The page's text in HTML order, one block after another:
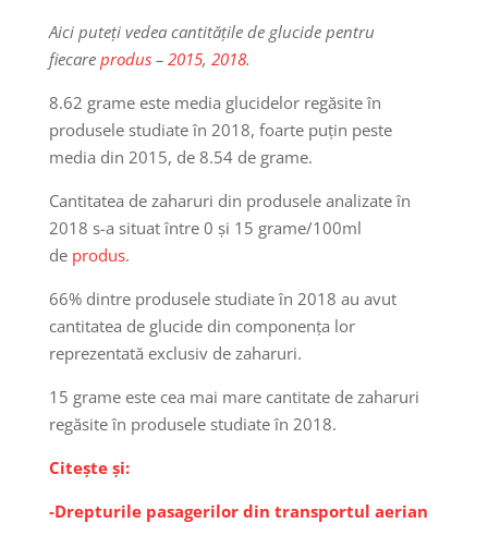
Aici puteți vedea cantitățile de glucide pentru
fiecare produs– 2015, 2018.
8.62 grame este media glucidelor regăsite în
produsele studiate în 2018, foarte puțin peste
media din 2015, de 8.54 de grame.
Cantitatea de zaharuri din produsele analizate în
2018 s-a situat între 0 și 15 grame/100ml
de produs.
66% dintre produsele studiate în 2018 au avut
cantitatea de glucide din componența lor
reprezentată exclusiv de zaharuri.
15 grame este cea mai mare cantitate de zaharuri
regăsite în produsele studiate în 2018.
Citește și:
-Drepturile pasagerilor din transportul aerian